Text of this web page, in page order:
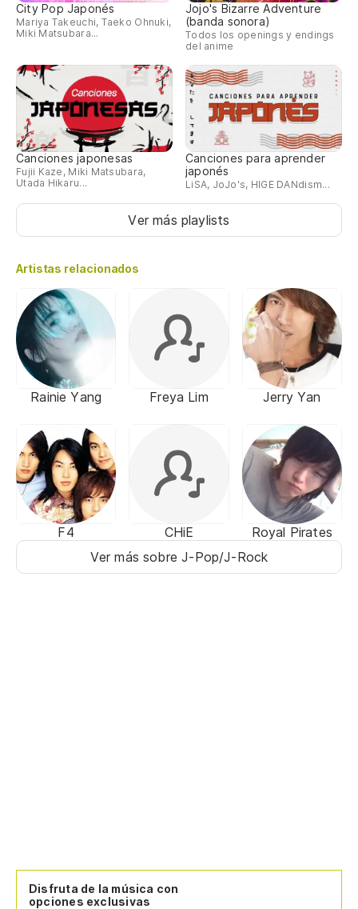
City Pop Japonés
Mariya Takeuchi, Taeko Ohnuki,
Miki Matsubara...
Jojo's Bizarre Adventure
(banda sonora)
Todos los openings y endings
del anime
Canciones japonesas
Fujii Kaze, Miki Matsubara,
Utada Hikaru...
Canciones para aprender
japonés
LiSA, JoJo's, HIGE DANdism...
Ver más playlists
Artistas relacionados
Rainie Yang Freya Lim Jerry Yan
F4 CHiE
Royal Pirates
Ver más sobre J-Pop/J-Rock
Disfruta de la música con
opciones exclusivas